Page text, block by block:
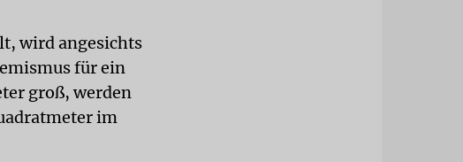
wird angesichts
für ein
groß, werden
im